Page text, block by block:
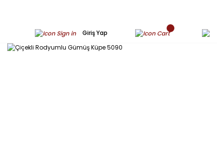
Giriş Yap